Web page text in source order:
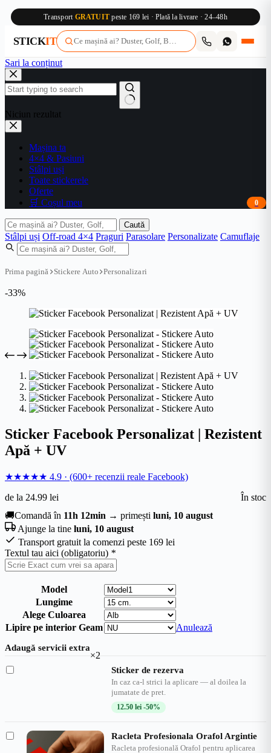
Transport GRATUIT peste 169 lei · Plată la livrare · 24–48h
STICKIT
Sari la conținut
Niciun rezultat
Mașina ta
4×4 & Pasiuni
Stâlpi uși
Toate stickerele
Oferte
🛒 Coșul meu
0
Caută
Stâlpi uși Off-road 4×4 Praguri Parasolare Personalizate Camuflaje
Prima pagină Stickere Auto Personalizari
-33%
Sticker Facebook Personalizat | Rezistent
Apă + UV
★★★★★ 4.9 · (600+ recenzii reale Facebook)
de la 24.99 lei
În stoc
🚚Comandă în 11h 12min → primești luni, 10 august
Ajunge la tine luni, 10 august
Transport gratuit la comenzi peste 169 lei
Textul tau aici (obligatoriu) *
Model
Lungime
Alege Culoarea
Lipire pe interior Geam
Anulează
Adaugă servicii extra
×2
Sticker de rezerva
In caz ca-l strici la aplicare — al doilea la
jumatate de pret.
12.50lei -50%
Racleta Profesionala Orafol Argintie
Racleta profesională Orafol pentru aplicarea